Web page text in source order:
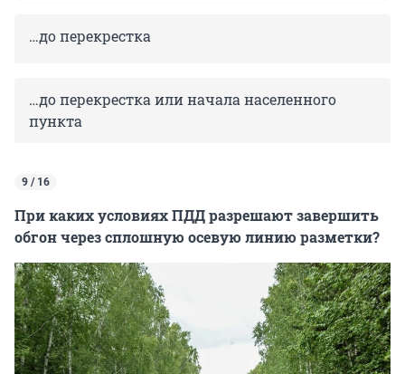
…до перекрестка
…до перекрестка или начала населенного
пункта
9 / 16
При каких условиях ПДД разрешают завершить
обгон через сплошную осевую линию разметки?